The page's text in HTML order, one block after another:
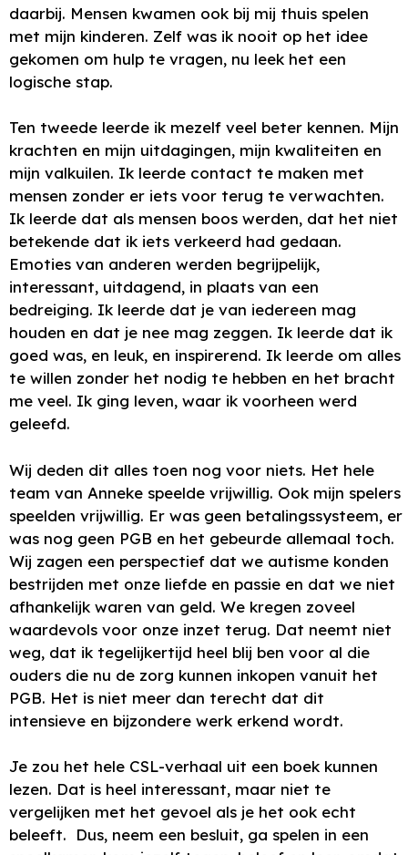
daarbij. Mensen kwamen ook bij mij thuis spelen
met mijn kinderen. Zelf was ik nooit op het idee
gekomen om hulp te vragen, nu leek het een
logische stap.
Ten tweede leerde ik mezelf veel beter kennen. Mijn
krachten en mijn uitdagingen, mijn kwaliteiten en
mijn valkuilen. Ik leerde contact te maken met
mensen zonder er iets voor terug te verwachten.
Ik leerde dat als mensen boos werden, dat het niet
betekende dat ik iets verkeerd had gedaan.
Emoties van anderen werden begrijpelijk,
interessant, uitdagend, in plaats van een
bedreiging. Ik leerde dat je van iedereen mag
houden en dat je nee mag zeggen. Ik leerde dat ik
goed was, en leuk, en inspirerend. Ik leerde om alles
te willen zonder het nodig te hebben en het bracht
me veel. Ik ging leven, waar ik voorheen werd
geleefd.
Wij deden dit alles toen nog voor niets. Het hele
team van Anneke speelde vrijwillig. Ook mijn spelers
speelden vrijwillig. Er was geen betalingssysteem, er
was nog geen PGB en het gebeurde allemaal toch.
Wij zagen een perspectief dat we autisme konden
bestrijden met onze liefde en passie en dat we niet
afhankelijk waren van geld. We kregen zoveel
waardevols voor onze inzet terug. Dat neemt niet
weg, dat ik tegelijkertijd heel blij ben voor al die
ouders die nu de zorg kunnen inkopen vanuit het
PGB. Het is niet meer dan terecht dat dit
intensieve en bijzondere werk erkend wordt.
Je zou het hele CSL-verhaal uit een boek kunnen
lezen. Dat is heel interessant, maar niet te
vergelijken met het gevoel als je het ook echt
beleeft. Dus, neem een besluit, ga spelen in een